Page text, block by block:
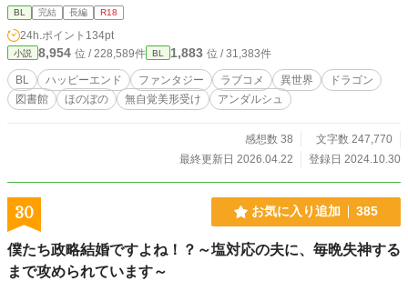
ルークは、王都の〈竜のヤドリギ〉でドラゴンをサブスク
し、毎日散歩させるようになった。もう引きこもりとは呼ば
せない、そう思っていたある日、ドラゴンが卵を産む。実は
その卵は王家の秘密と関係していて―― ファンタジーBL。思
いこみとコミュ不足でいきちがっていた二人がくっつくラブ
コメ。気楽に読んでください。第12回BL大賞奨励賞。 ＊後日
談というか続編となる「王立図書館の副館長はみなしごの一
ルがイチャイチャするほのぼの日常のかたわら、遺跡探検を
やったりみつけた一角獣につきまとわれたり卵を産んだりし
BL 完結 長編 R18
24h.ポイント 134pt
小説 8,954 位 / 228,589件 BL 1,883 位 / 31,383件
BL ハッピーエンド ファンタジー ラブコメ 異世界
ドラゴン
図書館
ほのぼの 無自覚美形受け アンダルシュ
感想数 38
文字数 247,770
最終更新日 2026.04.22
登録日 2024.10.30
30 お気に入り追加 385
僕たち政略結婚ですよね！？～塩対応の夫に、毎晩失神する
まで攻められています～